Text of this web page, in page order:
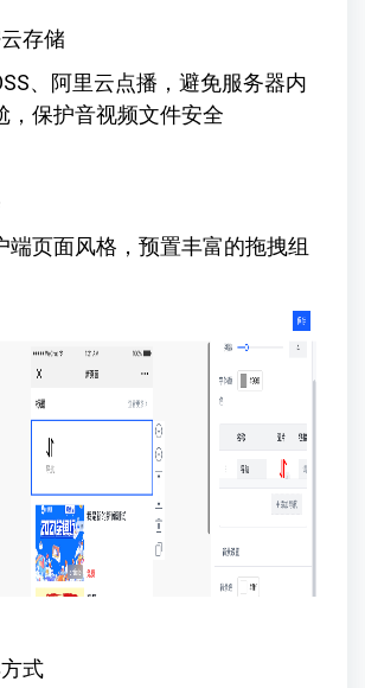
存储
、阿里云点播，避免服务器内
，保护音视频文件安全
端页面风格，预置丰富的拖拽组
式